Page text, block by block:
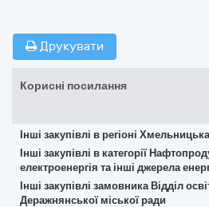
Друкувати
Корисні посилання
Інші закупівлі в регіоні
Інші закупівлі в категорії
електроенергія та інші джерела
Інші закупівлі замовника Відділ
Деражнянської міської ради